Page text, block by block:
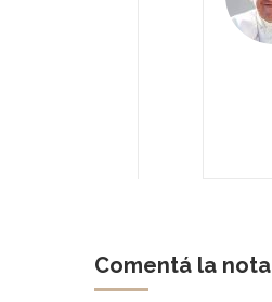
Comentá la nota